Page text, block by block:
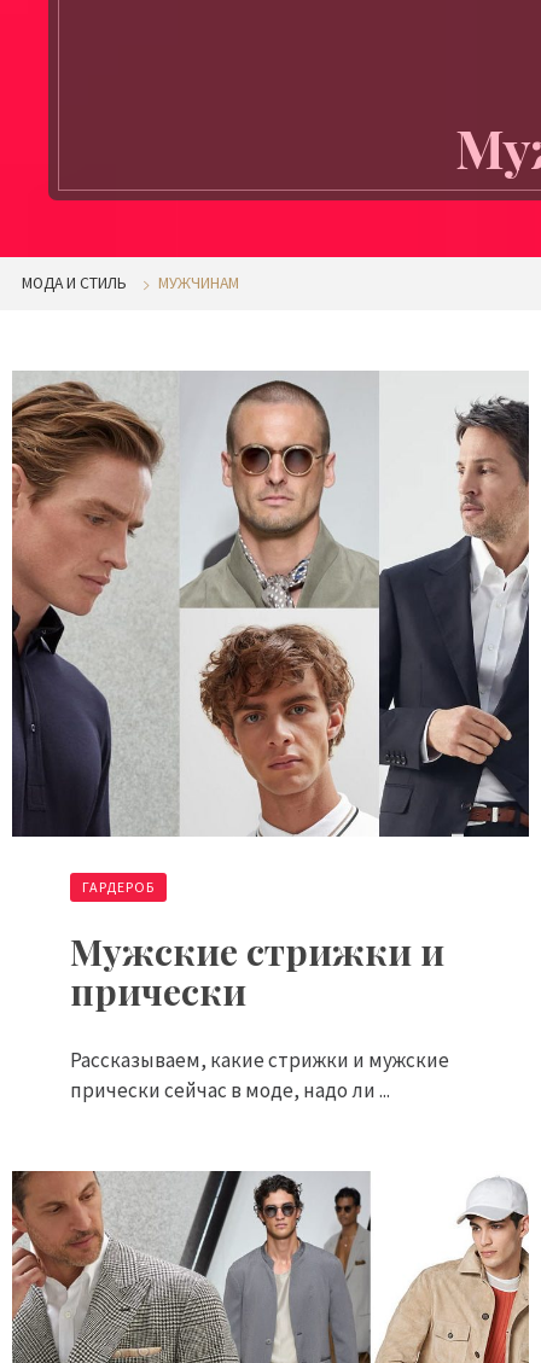
МОДА И СТИЛЬ МУЖЧИНАМ
ГАРДЕРОБ
Мужские стрижки и
прически
Рассказываем, какие стрижки и мужские
прически сейчас в моде, надо ли ...